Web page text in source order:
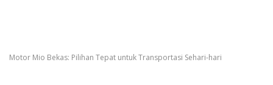
Motor Mio Bekas: Pilihan Tepat untuk Transportasi Sehari-hari